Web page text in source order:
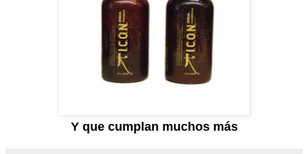
Y que cumplan muchos más